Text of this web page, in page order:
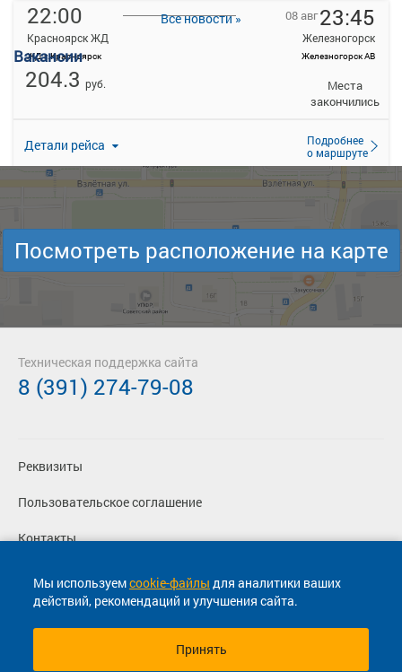
22:00
Красноярск ЖД
ЖД г.Красноярск
08 авг23:45
Железногорск
Железногорск АВ
Детали рейса
Подробнее
о маршруте
204.3 руб.
Места
закончились
Все новости »
Вакансии
Мы используемcookie-файлы для аналитики ваших
действий, рекомендаций и улучшения сайта.
Принять
Посмотреть расположение на карте
Реквизиты
Пользовательское соглашение
Контакты
Политика конфиденциальности
Перевозчикам
Техническая поддержка сайта
8 (391) 274-79-08
© 2013-2026, ООО "Капитал"- Онлайн сервис продажи